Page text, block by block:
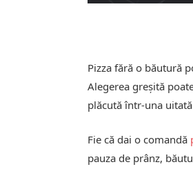
Pizza fără o băutură
Alegerea greșită
plăcută într-una
Fie că dai o comandă
pauza de prânz,